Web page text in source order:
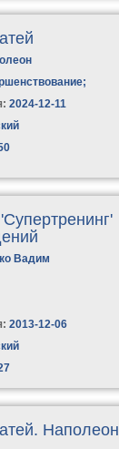
;
2024-12-11
Вадим
2013-12-06
Наполеон